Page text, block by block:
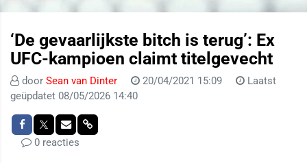
‘De gevaarlijkste bitch is terug’: Ex
UFC-kampioen claimt titelgevecht
door Sean van Dinter 20/04/2021 15:09
Laatst
geüpdatet 08/05/2026 14:40
0 reacties